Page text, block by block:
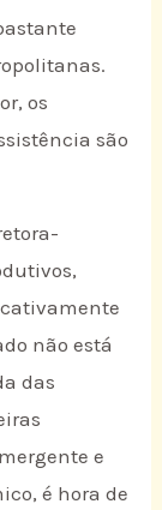
os
são
não está
das
e
é hora de